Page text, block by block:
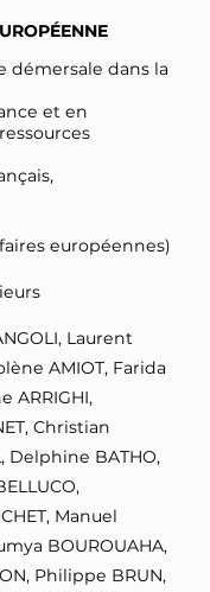
démersale dans la
et en
européennes)
Laurent
AMIOT, Farida
ARRIGHI,
Christian
Delphine BATHO,
Manuel
BOUROUAHA,
Philippe BRUN,